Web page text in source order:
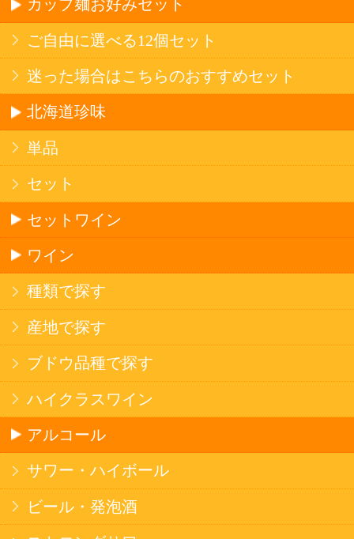
ビール・発泡酒
ストロングサワー
果実フレーバー
北海道ならでは
リピーター多数
斬新テイスト
お店で大人気
サッポロビール
北海道産酒
ソフトドリンク
お茶
コーヒー
炭酸飲料
スポーツドリンク
京極の名水
ゼリー飲料
果実フレーバー
エナジードリンク
コカ・コーラ北海道限定商品
インスタント麺
ラーメン